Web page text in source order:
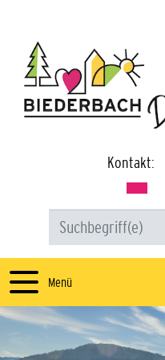
Kontakt:
Menü